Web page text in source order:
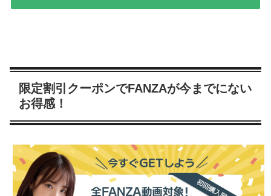
限定割引クーポンでFANZAが今までにない
お得感！